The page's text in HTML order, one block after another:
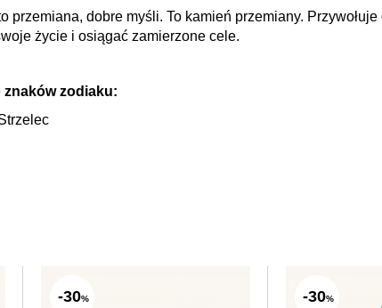
przemiana, dobre myśli. To kamień przemiany.
życie i osiągać zamierzone cele.
znaków zodiaku:
-30% -30%